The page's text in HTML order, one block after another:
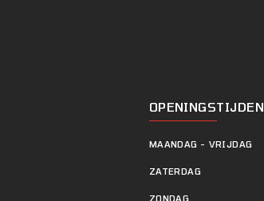
OPENINGSTIJDEN
MAANDAG - VRIJDAG
ZATERDAG
ZONDAG